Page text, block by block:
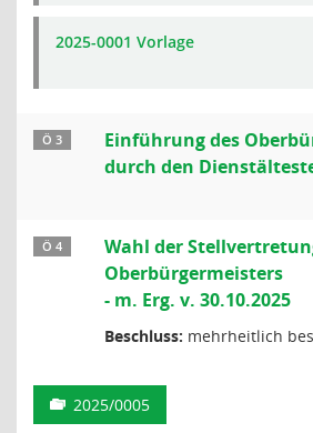
2025-0001 Vorlage
Ö 3
Einführung des
durch den
Ö 4
Wahl der
Oberbürgermeisters
- m. Erg. v. 30.10.2025
Beschluss: mehrheitlich
2025/0005